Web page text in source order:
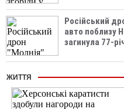
Російський
авто поблизу
загинула 77-
ЖИТТЯ